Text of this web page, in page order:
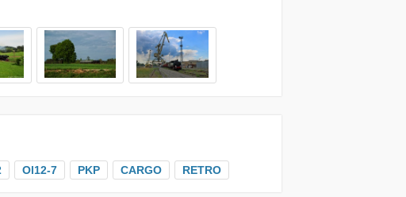
Ol12-7 PKP CARGO RETRO